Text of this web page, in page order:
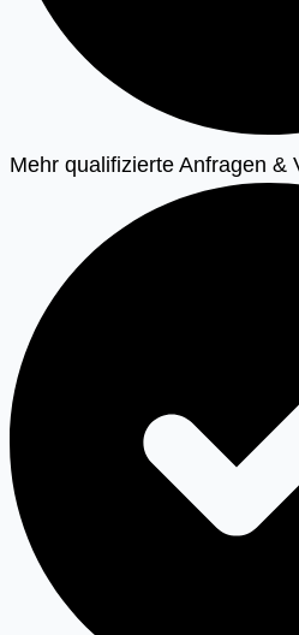
Mehr qualifizierte Anfragen &